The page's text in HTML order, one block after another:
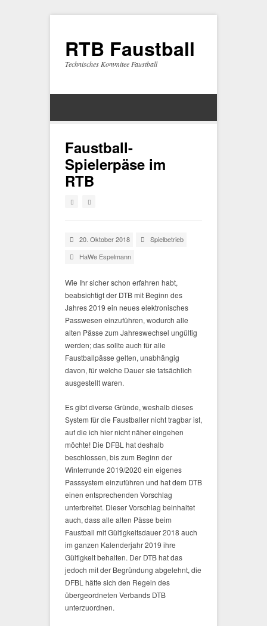
RTB Faustball
Technisches Kommitee Faustball
Faustball-
Spielerpäse im
RTB
20. Oktober 2018
Spielbetrieb
HaWe Espelmann
Wie Ihr sicher schon erfahren habt,
beabsichtigt der DTB mit Beginn des
Jahres 2019 ein neues elektronisches
Passwesen einzuführen, wodurch alle
alten Pässe zum Jahreswechsel ungültig
werden; das sollte auch für alle
Faustballpässe gelten, unabhängig
davon, für welche Dauer sie tatsächlich
ausgestellt waren.
Es gibt diverse Gründe, weshalb dieses
System für die Faustballer nicht tragbar ist,
auf die ich hier nicht näher eingehen
möchte! Die DFBL hat deshalb
beschlossen, bis zum Beginn der
Winterrunde 2019/2020 ein eigenes
Passsystem einzuführen und hat dem DTB
einen entsprechenden Vorschlag
unterbreitet. Dieser Vorschlag beinhaltet
auch, dass alle alten Pässe beim
Faustball mit Gültigkeitsdauer 2018 auch
im ganzen Kalenderjahr 2019 ihre
Gültigkeit behalten. Der DTB hat das
jedoch mit der Begründung abgelehnt, die
DFBL hätte sich den Regeln des
übergeordneten Verbands DTB
unterzuordnen.